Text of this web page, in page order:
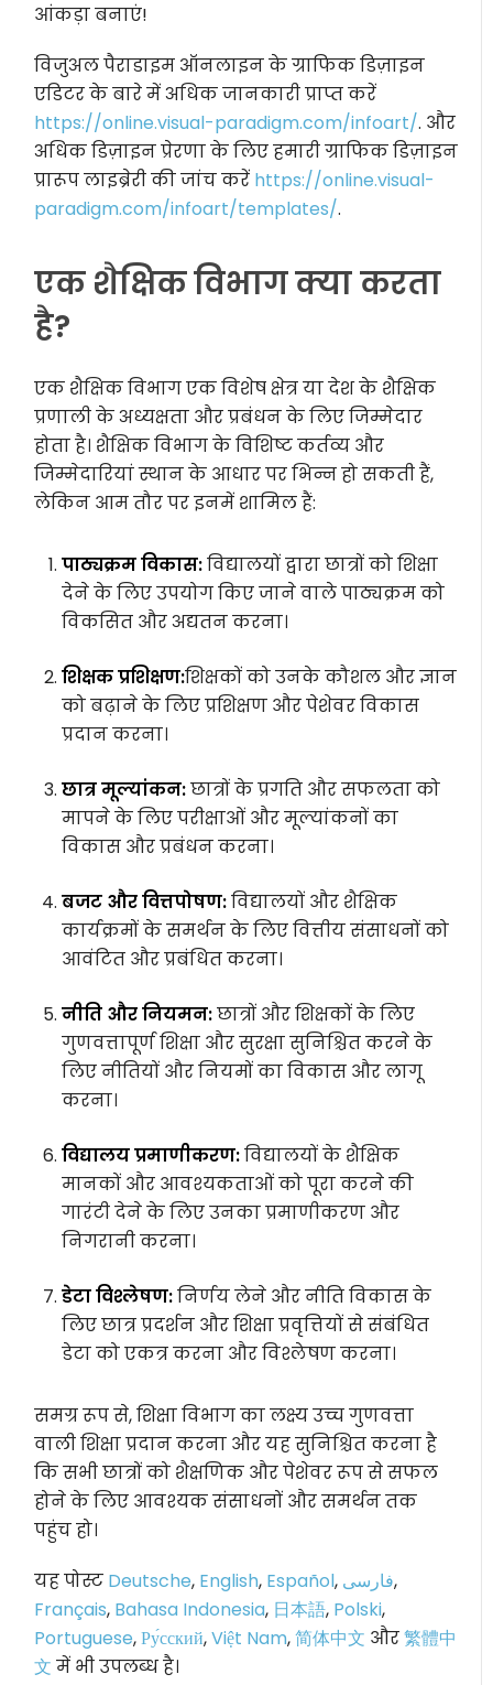
आंकड़ा बनाएं!
विजुअल पैराडाइम ऑनलाइन के ग्राफिक डिज़ाइन
एडिटर के बारे में अधिक जानकारी प्राप्त करें
https://online.visual-paradigm.com/infoart/. और
अधिक डिज़ाइन प्रेरणा के लिए हमारी ग्राफिक डिज़ाइन
प्रारूप लाइब्रेरी की जांच करें https://online.visual-
paradigm.com/infoart/templates/.
एक शैक्षिक विभाग क्या करता
है?
एक शैक्षिक विभाग एक विशेष क्षेत्र या देश के शैक्षिक
प्रणाली के अध्यक्षता और प्रबंधन के लिए जिम्मेदार
होता है। शैक्षिक विभाग के विशिष्ट कर्तव्य और
जिम्मेदारियां स्थान के आधार पर भिन्न हो सकती हैं,
लेकिन आम तौर पर इनमें शामिल हैं:
पाठ्यक्रम विकास:विद्यालयों द्वारा छात्रों को शिक्षा
देने के लिए उपयोग किए जाने वाले पाठ्यक्रम को
विकसित और अद्यतन करना।
शिक्षक प्रशिक्षण:शिक्षकों को उनके कौशल और ज्ञान
को बढ़ाने के लिए प्रशिक्षण और पेशेवर विकास
प्रदान करना।
छात्र मूल्यांकन:छात्रों के प्रगति और सफलता को
मापने के लिए परीक्षाओं और मूल्यांकनों का
विकास और प्रबंधन करना।
बजट और वित्तपोषण:विद्यालयों और शैक्षिक
कार्यक्रमों के समर्थन के लिए वित्तीय संसाधनों को
आवंटित और प्रबंधित करना।
नीति और नियमन:छात्रों और शिक्षकों के लिए
गुणवत्तापूर्ण शिक्षा और सुरक्षा सुनिश्चित करने के
लिए नीतियों और नियमों का विकास और लागू
करना।
विद्यालय प्रमाणीकरण:विद्यालयों के शैक्षिक
मानकों और आवश्यकताओं को पूरा करने की
गारंटी देने के लिए उनका प्रमाणीकरण और
निगरानी करना।
डेटा विश्लेषण:निर्णय लेने और नीति विकास के
लिए छात्र प्रदर्शन और शिक्षा प्रवृत्तियों से संबंधित
डेटा को एकत्र करना और विश्लेषण करना।
समग्र रूप से, शिक्षा विभाग का लक्ष्य उच्च गुणवत्ता
वाली शिक्षा प्रदान करना और यह सुनिश्चित करना है
कि सभी छात्रों को शैक्षणिक और पेशेवर रूप से सफल
होने के लिए आवश्यक संसाधनों और समर्थन तक
पहुंच हो।
यह पोस्ट Deutsche, English, Español, فارسی,
Français, Bahasa Indonesia, 日本語, Polski,
Portuguese,Ру́сский,Việt Nam,简体中文 और繁體中
文 में भी उपलब्ध है।